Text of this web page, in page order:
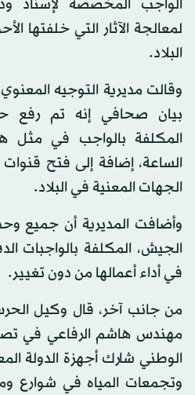
الواجب المخصصة لإسناد
لمعالجة الآثار التي خلفتها
البلاد.
وقالت مديرية التوجيه
بيان صحافي إنه تم رفع
المكلفة بالواجب في مثل
الساعة، إضافة إلى فتح
الجهات المعنية في البلاد.
وأضافت المديرية أن جميع
الجيش، المكلفة بالواجبات
في أداء أعمالها من دون تغيير.
من جانب آخر، قال وكيل
مهندس هاشم الرفاعي في
الوطني شارك أجهزة الدولة
وتجمعات المياه في شوارع